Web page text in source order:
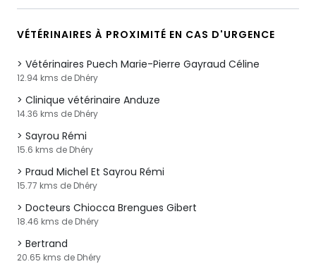
VÉTÉRINAIRES À PROXIMITÉ EN CAS D'URGENCE
Vétérinaires Puech Marie-Pierre Gayraud Céline
12.94 kms de Dhéry
Clinique vétérinaire Anduze
14.36 kms de Dhéry
Sayrou Rémi
15.6 kms de Dhéry
Praud Michel Et Sayrou Rémi
15.77 kms de Dhéry
Docteurs Chiocca Brengues Gibert
18.46 kms de Dhéry
Bertrand
20.65 kms de Dhéry